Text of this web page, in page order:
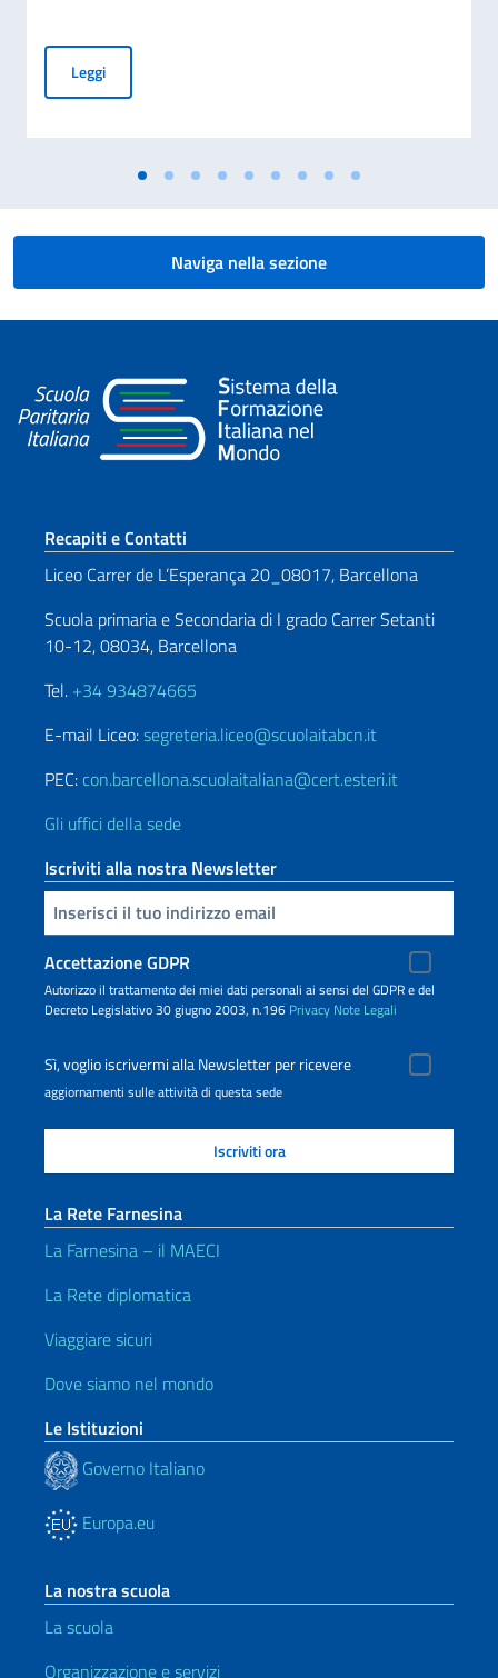
LeggiAyudas para alumnos con necesidades específicas de
Naviga nella sezione
Sezione footer
Recapiti e Contatti
Liceo Carrer de L’Esperança 20_08017, Barcellona
Scuola primaria e Secondaria di I grado Carrer Setanti
10-12, 08034, Barcellona
Tel. +34 934874665
E-mail Liceo:segreteria.liceo@scuolaitabcn.it
PEC: con.barcellona.scuolaitaliana@cert.esteri.it
Gli uffici della sede
Iscriviti alla nostra Newsletter
Inserisci la tua email
Accettazione GDPR
Autorizzo il trattamento dei miei dati personali ai sensi del GDPR e del
Decreto Legislativo 30 giugno 2003, n.196 Privacy Note Legali
Sì, voglio iscrivermi alla Newsletter per ricevere
aggiornamenti sulle attività di questa sede
La Rete Farnesina
La Farnesina – il MAECI
La Rete diplomatica
Viaggiare sicuri
Dove siamo nel mondo
Le Istituzioni
Governo Italiano
Europa.eu
La nostra scuola
La scuola
Organizzazione e servizi